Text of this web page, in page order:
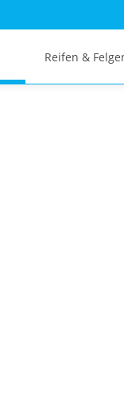
Reifen &